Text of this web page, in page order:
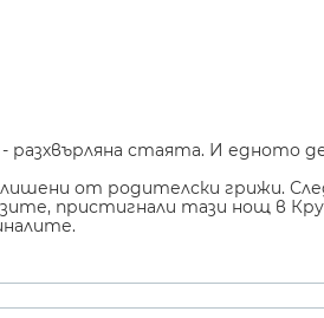
стаята. И едното
от родителски грижи.
пристигнали тази нощ в